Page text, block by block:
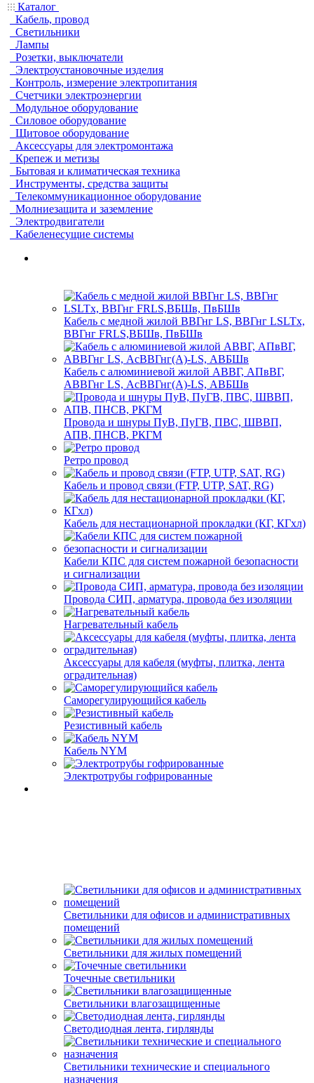
Каталог
Кабель, провод
Светильники
Лампы
Розетки, выключатели
Электроустановочные изделия
Контроль, измерение электропитания
Счетчики электроэнергии
Модульное оборудование
Силовое оборудование
Щитовое оборудование
Аксессуары для электромонтажа
Крепеж и метизы
Бытовая и климатическая техника
Инструменты, средства защиты
Телекоммуникационное оборудование
Молниезащита и заземление
Электродвигатели
Кабеленесущие системы
Кабель с медной жилой ВВГнг LS, ВВГнг LSLTx,
ВВГнг FRLS,ВБШв, ПвБШв
Кабель с алюминиевой жилой АВВГ, АПвВГ,
АВВГнг LS, АсВВГнг(А)-LS, АВБШв
Провода и шнуры ПуВ, ПуГВ, ПВС, ШВВП,
АПВ, ПНСВ, РКГМ
Ретро провод
Кабель и провод связи (FTP, UTP, SAT, RG)
Кабель для нестационарной прокладки (КГ, КГхл)
Кабели КПС для систем пожарной безопасности
и сигнализации
Провода СИП, арматура, провода без изоляции
Нагревательный кабель
Аксессуары для кабеля (муфты, плитка, лента
оградительная)
Саморегулирующийся кабель
Резистивный кабель
Кабель NYM
Электротрубы гофрированные
Светильники для офисов и административных
помещений
Светильники для жилых помещений
Точечные светильники
Светильники влагозащищенные
Светодиодная лента, гирлянды
Светильники технические и специального
назначения